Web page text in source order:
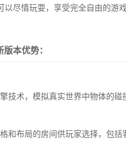
尽情玩耍，享受完全自由的游戏
本优势：
技术，模拟真实世界中物体的碰
和布局的房间供玩家选择，包